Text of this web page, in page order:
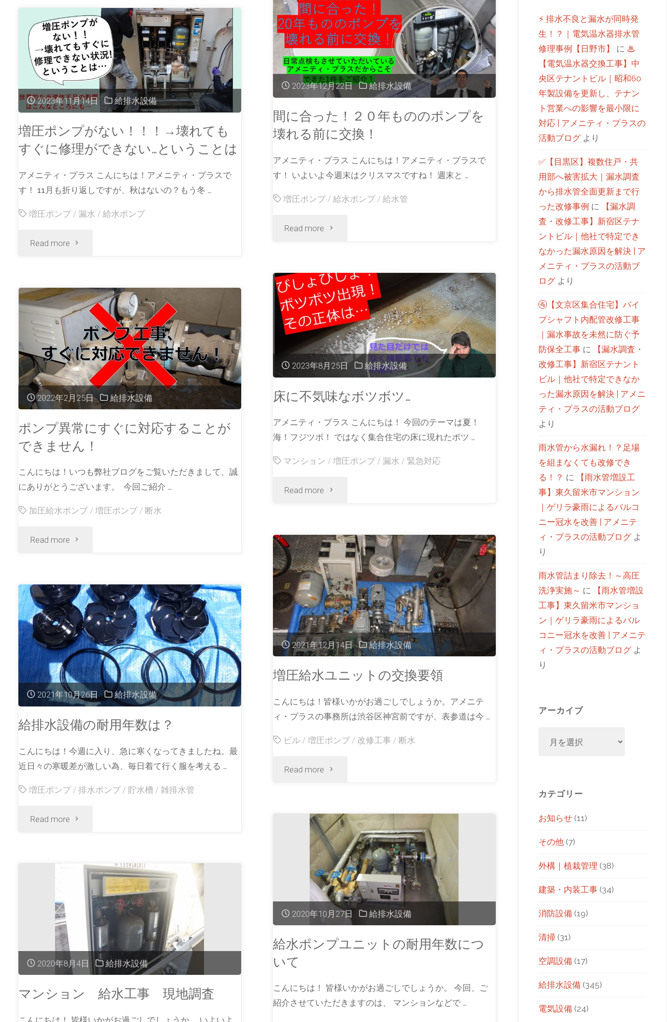
2023年12月22日 給排水設備
間に合った！２０年もののポンプを
壊れる前に交換！
アメニティ・プラス こんにちは！アメニティ・プラスで
す！ いよいよ今週末はクリスマスですね！ 週末と …
増圧ポンプ/ 給水ポンプ/ 給水管
Read more
2023年11月14日 給排水設備
増圧ポンプがない！！！→壊れても
すぐに修理ができない…ということは
アメニティ・プラス こんにちは！アメニティ・プラスで
す！ 11月も折り返しですが、秋はないの？もう冬 …
増圧ポンプ/ 漏水 / 給水ポンプ
Read more
2023年8月25日 給排水設備
床に不気味なボツボツ…
アメニティ・プラス こんにちは！ 今回のテーマは夏！
海！フジツボ！ ではなく集合住宅の床に現れたボツ …
マンション / 増圧ポンプ/ 漏水 / 緊急対応
Read more
2022年2月25日 給排水設備
ポンプ異常にすぐに対応することが
できません！
こんにちは！いつも弊社ブログをご覧いただきまして、誠
にありがとうございます。 今回ご紹介 …
加圧給水ポンプ/ 増圧ポンプ/ 断水
Read more
2021年12月14日 給排水設備
増圧給水ユニットの交換要領
こんにちは！皆様いかがお過ごしでしょうか。アメニテ
ィ・プラスの事務所は渋谷区神宮前ですが、表参道は今 …
ビル/ 増圧ポンプ/ 改修工事 / 断水
Read more
2021年10月26日 給排水設備
給排水設備の耐用年数は？
こんにちは！今週に入り、急に寒くなってきましたね。最
近日々の寒暖差が激しい為、毎日着て行く服を考える …
増圧ポンプ/ 排水ポンプ/ 貯水槽 / 雑排水管
Read more
2020年10月27日 給排水設備
給水ポンプユニットの耐用年数につ
いて
こんにちは！ 皆様いかがお過ごしでしょうか。 今回、ご
紹介させていただきますのは、 マンションなどで …
2020年8月4日 給排水設備
マンション 給水工事 現地調査
こんにちは！ 皆様いかがお過ごしでしょうか。 いよいよ
⚡ 排水不良と漏水が同時発
生！？｜電気温水器排水管
修理事例【日野市】
に ♨
【電気温水器交換工事】中
央区テナントビル｜昭和60
年製設備を更新し、テナン
ト営業への影響を最小限に
対応 | アメニティ・プラスの
活動ブログより
✅【目黒区】複数住戸・共
用部へ被害拡大｜漏水調査
から排水管全面更新まで行
った改修事例 に
【漏水調
査・改修工事】新宿区テナ
ントビル｜他社で特定でき
なかった漏水原因を解決 | ア
メニティ・プラスの活動ブ
ログより
🚰【文京区集合住宅】パイ
プシャフト内配管改修工事
｜漏水事故を未然に防ぐ予
防保全工事 に
【漏水調査・
改修工事】新宿区テナント
ビル｜他社で特定できなか
った漏水原因を解決 | アメニ
ティ・プラスの活動ブログ
より
雨水管から水漏れ！？足場
を組まなくても改修でき
る！？ に
【雨水管増設工
事】東久留米市マンション
｜ゲリラ豪雨によるバルコ
ニー冠水を改善 | アメニテ
ィ・プラスの活動ブログよ
り
雨水管詰まり除去！～高圧
洗浄実施～ に
【雨水管増設
工事】東久留米市マンショ
ン｜ゲリラ豪雨によるバル
コニー冠水を改善 | アメニテ
ィ・プラスの活動ブログよ
り
アーカイブ
カテゴリー
お知らせ (11)
その他 (7)
外構｜植栽管理 (38)
建築・内装工事 (34)
消防設備 (19)
清掃 (31)
空調設備 (17)
給排水設備 (345)
電気設備 (24)